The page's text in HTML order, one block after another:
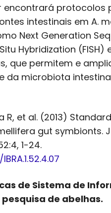
encontrará protocolos
intestinais em A.
Next Generation
Hybridization (FISH)
que permitem e
da microbiota
R, et al. (2013)
gut symbionts.
1-24.
de Sistema de
de abelhas.